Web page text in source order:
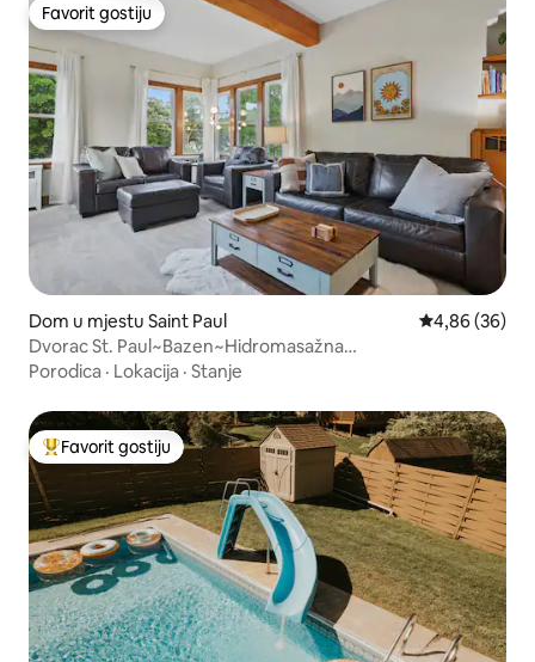
Favorit gostiju
Favorit gostiju
Dom u mjestu Saint Paul Prosječna
4,86 (36)
Dvorac St. Paul~Bazen~Hidromasažna
kada~Bar~Sauna~Igralnica
Porodica · Lokacija · Stanje
Glavni favorit gostiju
Favorit gostiju